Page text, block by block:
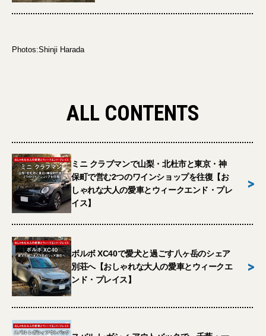
Photos:Shinji Harada
ALL CONTENTS
ミニ クラブマンで山梨・北杜市と東京・神
保町で営む2つのワインショップを往復【お
しゃれな大人の愛車とウィークエンド・プレ
イス】
>
ボルボ XC40で愛犬と過ごす八ヶ岳のシェア
別荘へ【おしゃれな大人の愛車とウィークエ
ンド・プレイス】
>